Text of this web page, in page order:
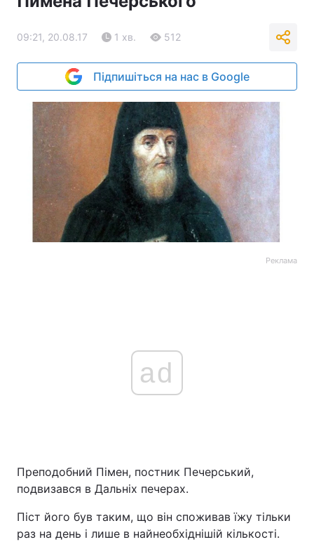
09:21, 20.08.17 1 хв. 512
Підпишіться на нас в Google
Реклама
ad
Преподобний Пімен, постник Печерський,
подвизався в Дальніх печерах.
Піст його був таким, що він споживав їжу тільки
раз на день і лише в найнеобхіднішій кількості.